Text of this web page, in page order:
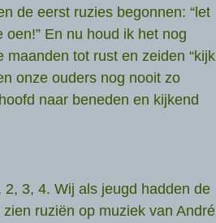
de eerst ruzies begonnen: “let
oen!” En nu houd ik het nog
tot rust en zeiden “kijk
onze ouders nog nooit zo
naar beneden en kijkend
3, 4. Wij als jeugd hadden de
ruziën op muziek van André